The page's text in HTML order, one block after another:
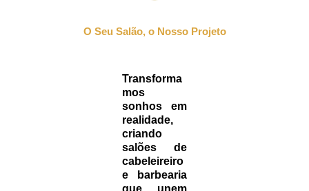
O Seu Salão, o Nosso Projeto
Transforma
mos
sonhos em
realidade,
criando
salões de
cabeleireiro
e barbearia
que unem